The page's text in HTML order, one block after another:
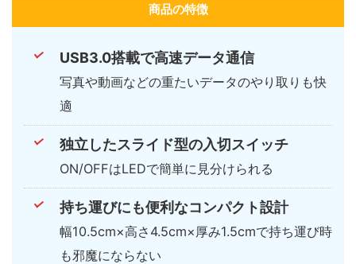
商品の特徴
USB3.0搭載で高速データ通信
写真や動画などの重たいデータのやり取りも快
適
独立したスライド型の入切スイッチ
ON/OFFはLEDで簡単に見分けられる
持ち運びにも便利なコンパクト設計
幅10.5cm×高さ4.5cm×厚み1.5cmで持ち運び時
も邪魔にならない